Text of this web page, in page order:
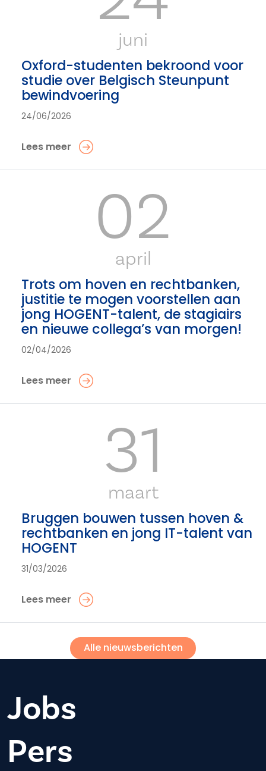
juni
Oxford-studenten bekroond voor
studie over Belgisch Steunpunt
bewindvoering
24/06/2026
Lees meer
02
april
Trots om hoven en rechtbanken,
justitie te mogen voorstellen aan
jong HOGENT-talent, de stagiairs
en nieuwe collega’s van morgen!
02/04/2026
Lees meer
31
maart
Bruggen bouwen tussen hoven &
rechtbanken en jong IT-talent van
HOGENT
31/03/2026
Lees meer
Alle nieuwsberichten
Jobs
Pers